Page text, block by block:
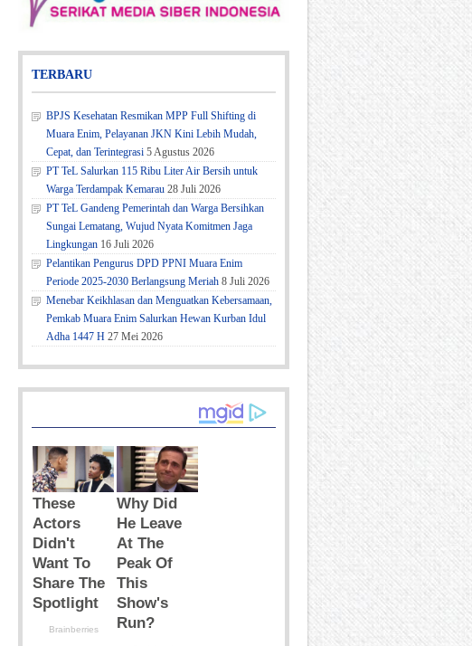
TERBARU
BPJS Kesehatan Resmikan MPP Full Shifting di
Muara Enim, Pelayanan JKN Kini Lebih Mudah,
Cepat, dan Terintegrasi 5 Agustus 2026
PT TeL Salurkan 115 Ribu Liter Air Bersih untuk
Warga Terdampak Kemarau 28 Juli 2026
PT TeL Gandeng Pemerintah dan Warga Bersihkan
Sungai Lematang, Wujud Nyata Komitmen Jaga
Lingkungan 16 Juli 2026
Pelantikan Pengurus DPD PPNI Muara Enim
Periode 2025-2030 Berlangsung Meriah 8 Juli 2026
Menebar Keikhlasan dan Menguatkan Kebersamaan,
Pemkab Muara Enim Salurkan Hewan Kurban Idul
Adha 1447 H 27 Mei 2026